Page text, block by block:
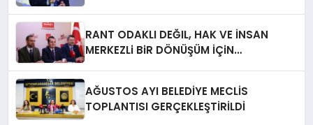
RANT ODAKLI DEĞIL, HAK VE İNSAN
MERKEZLi BiR DÖNÜŞÜM İÇiN
AĞUSTOS AYI BELEDİYE MECLİS
TOPLANTISI GERÇEKLEŞTİRİLDİ